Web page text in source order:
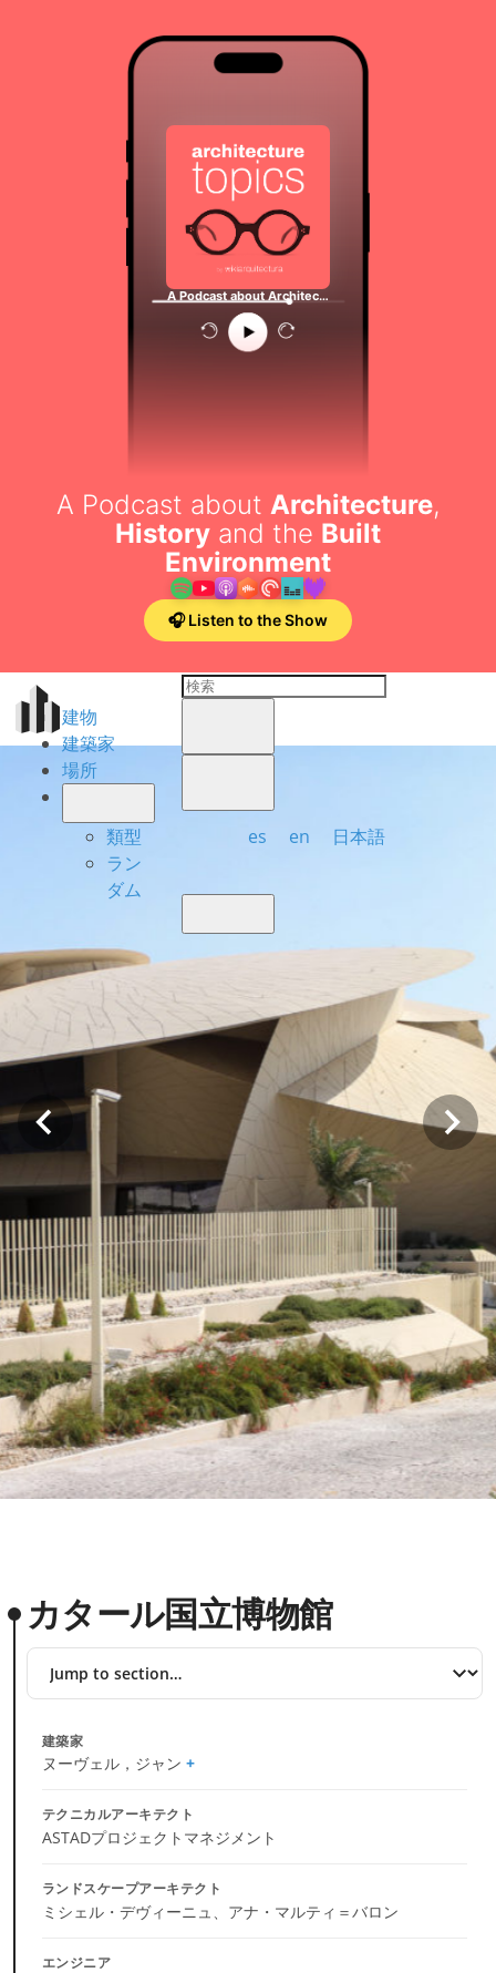
A Podcast about Architec…
A Podcast about Architecture,
History and the Built
Environment
🎧 Listen to the Show
建物
建築家
場所
類型
ラン
ダム
es en 日本語
カタール国立博物館
Jump
section
建築家
ヌーヴェル，ジャン
テクニカルアーキテクト
ASTADプロジェクトマネジメント
ランドスケープアーキテクト
ミシェル・デヴィーニュ、アナ・マルティ＝バロン
エンジニア